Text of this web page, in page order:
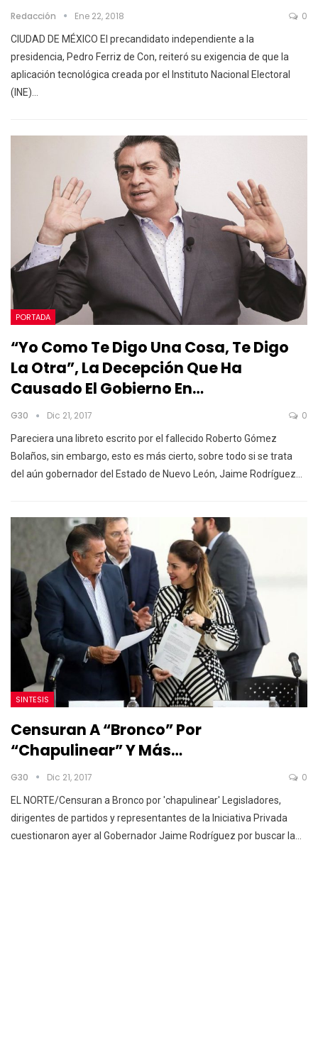
Redacción Ene 22, 2018 0
CIUDAD DE MÉXICO El precandidato independiente a la
presidencia, Pedro Ferriz de Con, reiteró su exigencia de que la
aplicación tecnológica creada por el Instituto Nacional Electoral
(INE)…
PORTADA
“Yo Como Te Digo Una Cosa, Te Digo
La Otra”, La Decepción Que Ha
Causado El Gobierno En…
G30 Dic 21, 2017 0
Pareciera una libreto escrito por el fallecido Roberto Gómez
Bolaños, sin embargo, esto es más cierto, sobre todo si se trata
del aún gobernador del Estado de Nuevo León, Jaime Rodríguez…
SINTESIS
Censuran A “Bronco” Por
“Chapulinear” Y Más…
G30 Dic 21, 2017 0
EL NORTE/Censuran a Bronco por 'chapulinear' Legisladores,
dirigentes de partidos y representantes de la Iniciativa Privada
cuestionaron ayer al Gobernador Jaime Rodríguez por buscar la…